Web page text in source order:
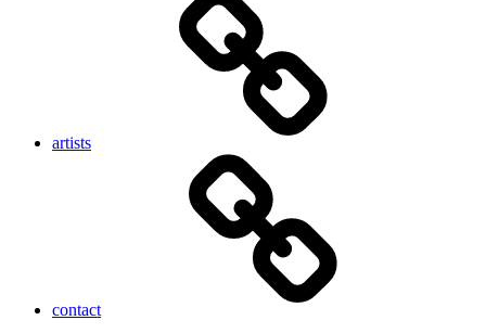
artists
contact